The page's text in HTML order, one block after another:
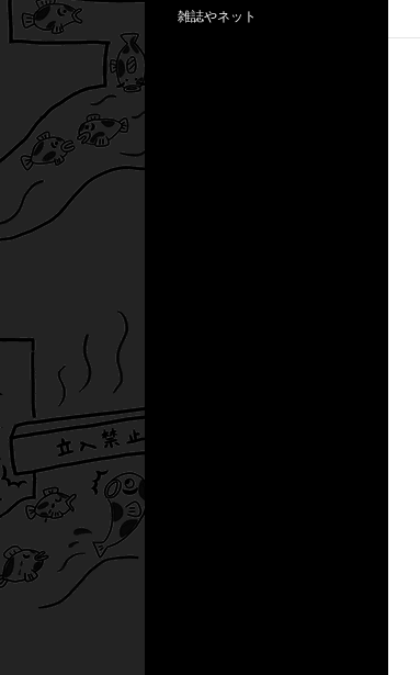
雑誌やネット